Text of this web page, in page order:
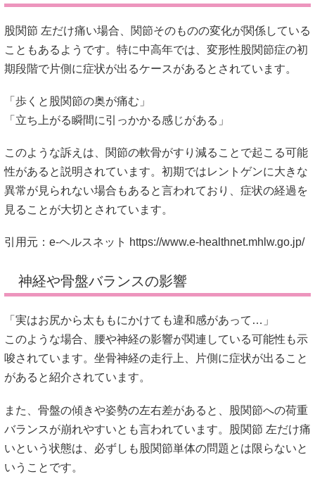
股関節 左だけ痛い場合、関節そのものの変化が関係している
こともあるようです。特に中高年では、変形性股関節症の初
期段階で片側に症状が出るケースがあるとされています。
「歩くと股関節の奥が痛む」
「立ち上がる瞬間に引っかかる感じがある」
このような訴えは、関節の軟骨がすり減ることで起こる可能
性があると説明されています。初期ではレントゲンに大きな
異常が見られない場合もあると言われており、症状の経過を
見ることが大切とされています。
引用元：e-ヘルスネット https://www.e-healthnet.mhlw.go.jp/
神経や骨盤バランスの影響
「実はお尻から太ももにかけても違和感があって…」
このような場合、腰や神経の影響が関連している可能性も示
唆されています。坐骨神経の走行上、片側に症状が出ること
があると紹介されています。
また、骨盤の傾きや姿勢の左右差があると、股関節への荷重
バランスが崩れやすいとも言われています。股関節 左だけ痛
いという状態は、必ずしも股関節単体の問題とは限らないと
いうことです。